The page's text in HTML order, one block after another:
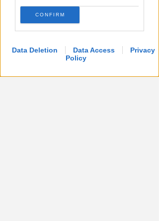
CONFIRM
Data Deletion Data Access
Privacy
Policy